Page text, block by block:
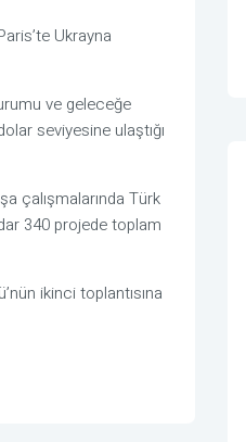
Ukrayna
ve geleceğe
seviyesine ulaştığı
çalışmalarında Türk
340 projede toplam
ikinci toplantısına